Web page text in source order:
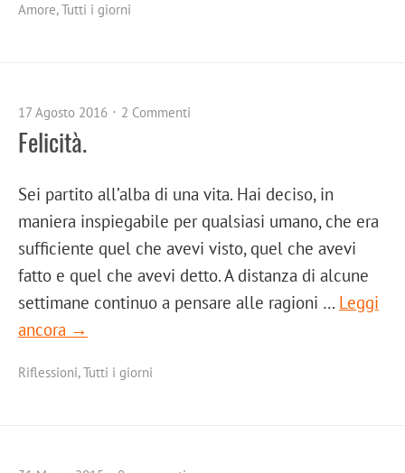
Amore,Tutti i giorni
17 Agosto 2016 2 Commenti
Felicità.
Sei partito all’alba di una vita. Hai deciso, in
maniera inspiegabile per qualsiasi umano, che era
sufficiente quel che avevi visto, quel che avevi
fatto e quel che avevi detto. A distanza di alcune
settimane continuo a pensare alle ragioni … Leggi
ancora →
Riflessioni,Tutti i giorni